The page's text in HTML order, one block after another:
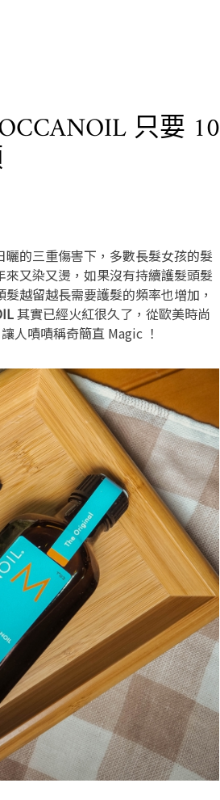
只要 10
的三重傷害下，多數長髮女孩的髮
又染又燙，如果沒有持續護髮頭髮
越留越長需要護髮的頻率也增加，
其實已經火紅很久了，從歐美時尚
人嘖嘖稱奇簡直 Magic ！